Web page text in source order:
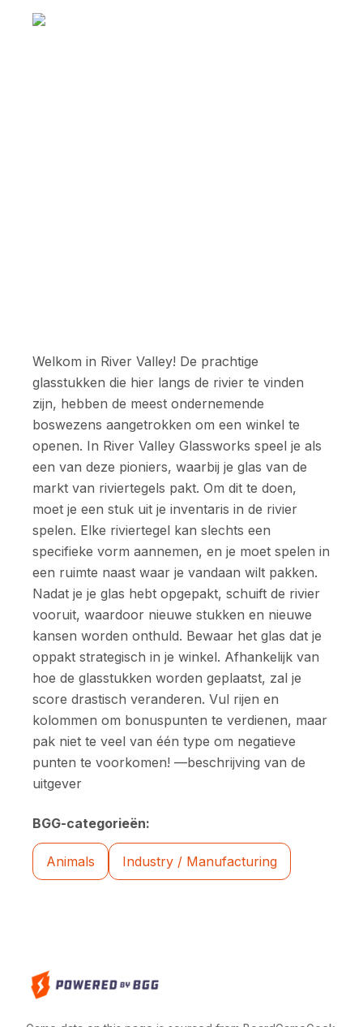
Welkom in River Valley! De prachtige
glasstukken die hier langs de rivier te vinden
zijn, hebben de meest ondernemende
boswezens aangetrokken om een winkel te
openen. In River Valley Glassworks speel je als
een van deze pioniers, waarbij je glas van de
markt van riviertegels pakt. Om dit te doen,
moet je een stuk uit je inventaris in de rivier
spelen. Elke riviertegel kan slechts een
specifieke vorm aannemen, en je moet spelen in
een ruimte naast waar je vandaan wilt pakken.
Nadat je je glas hebt opgepakt, schuift de rivier
vooruit, waardoor nieuwe stukken en nieuwe
kansen worden onthuld. Bewaar het glas dat je
oppakt strategisch in je winkel. Afhankelijk van
hoe de glasstukken worden geplaatst, zal je
score drastisch veranderen. Vul rijen en
kolommen om bonuspunten te verdienen, maar
pak niet te veel van één type om negatieve
punten te voorkomen! —beschrijving van de
uitgever
BGG-categorieën:
Animals Industry / Manufacturing